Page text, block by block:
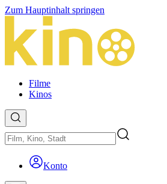
Zum Hauptinhalt springen
Filme
Kinos
Konto